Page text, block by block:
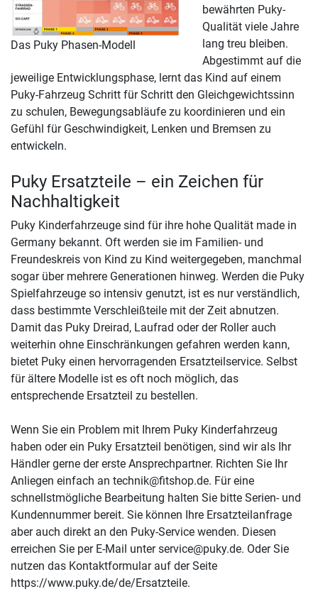
Das Puky Phasen-Modell
bewährten Puky-
Qualität viele Jahre
lang treu bleiben.
Abgestimmt auf die
jeweilige Entwicklungsphase, lernt das Kind auf einem
Puky-Fahrzeug Schritt für Schritt den Gleichgewichtssinn
zu schulen, Bewegungsabläufe zu koordinieren und ein
Gefühl für Geschwindigkeit, Lenken und Bremsen zu
entwickeln.
Puky Ersatzteile – ein Zeichen für
Nachhaltigkeit
Puky Kinderfahrzeuge sind für ihre hohe Qualität made in
Germany bekannt. Oft werden sie im Familien- und
Freundeskreis von Kind zu Kind weitergegeben, manchmal
sogar über mehrere Generationen hinweg. Werden die Puky
Spielfahrzeuge so intensiv genutzt, ist es nur verständlich,
dass bestimmte Verschleißteile mit der Zeit abnutzen.
Damit das Puky Dreirad, Laufrad oder der Roller auch
weiterhin ohne Einschränkungen gefahren werden kann,
bietet Puky einen hervorragenden Ersatzteilservice. Selbst
für ältere Modelle ist es oft noch möglich, das
entsprechende Ersatzteil zu bestellen.
Wenn Sie ein Problem mit Ihrem Puky Kinderfahrzeug
haben oder ein Puky Ersatzteil benötigen, sind wir als Ihr
Händler gerne der erste Ansprechpartner. Richten Sie Ihr
Anliegen einfach an technik@fitshop.de. Für eine
schnellstmögliche Bearbeitung halten Sie bitte Serien- und
Kundennummer bereit. Sie können Ihre Ersatzteilanfrage
aber auch direkt an den Puky-Service wenden. Diesen
erreichen Sie per E-Mail unter service@puky.de. Oder Sie
nutzen das Kontaktformular auf der Seite
https://www.puky.de/de/Ersatzteile.